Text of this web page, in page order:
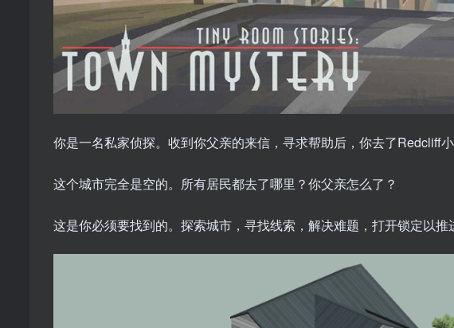
你是一名私家侦探。收到你父亲的来信，寻求帮助后，你去了Redcliff小
这个城市完全是空的。所有居民都去了哪里？你父亲怎么了？
这是你必须要找到的。探索城市，寻找线索，解决难题，打开锁定以推